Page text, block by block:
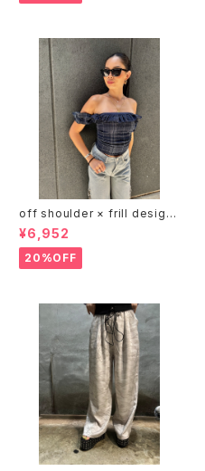
off shoulder × frill design
tops トップス オフショルダー フ
リル
¥6,952
20%OFF